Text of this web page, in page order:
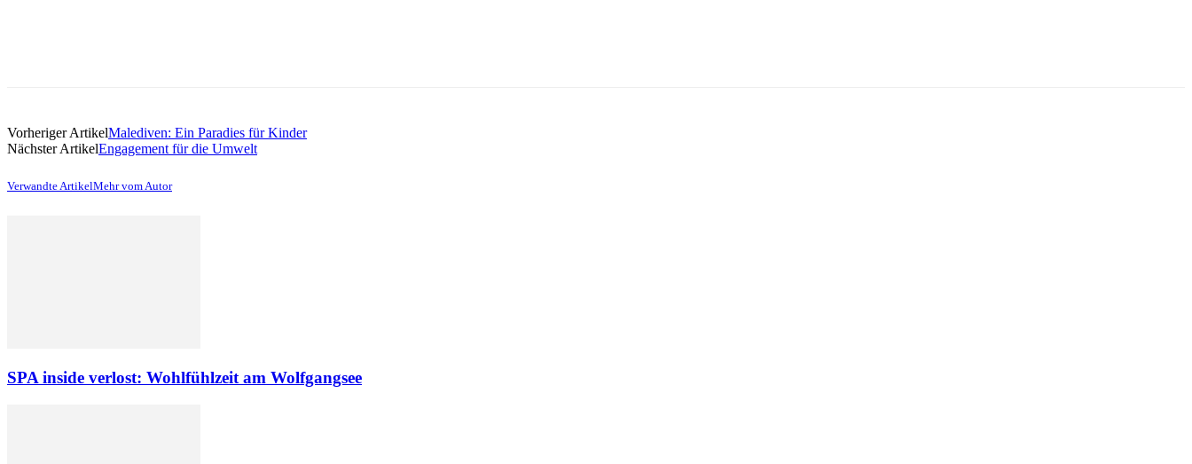
Vorheriger ArtikelMalediven: Ein Paradies für Kinder
Nächster ArtikelEngagement für die Umwelt
Verwandte ArtikelMehr vom Autor
SPA inside verlost: Wohlfühlzeit am Wolfgangsee